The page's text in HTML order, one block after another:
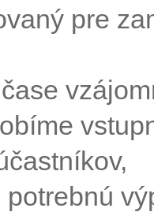
pre
potrebnú